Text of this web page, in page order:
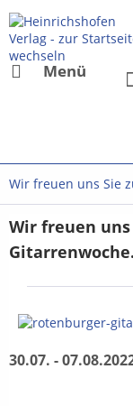
Menü
Wir freuen uns Sie
Wir freuen
Gitarrenwoche.
30.07. -